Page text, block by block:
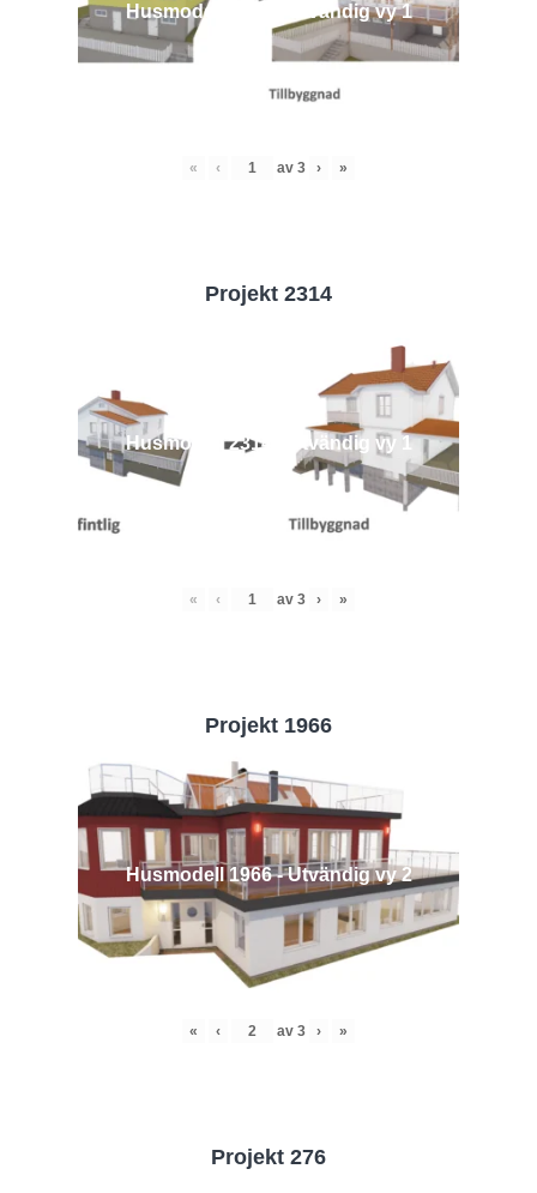
Husmodell 1970 - Utvändig vy 1
« ‹ av 3 › »
Projekt 2314
Husmodell 2314 - Utvändig vy 1
« ‹ av 3 › »
Projekt 1966
Husmodell 1966 - Utvändig vy 2
« ‹ av 3 › »
Projekt 276